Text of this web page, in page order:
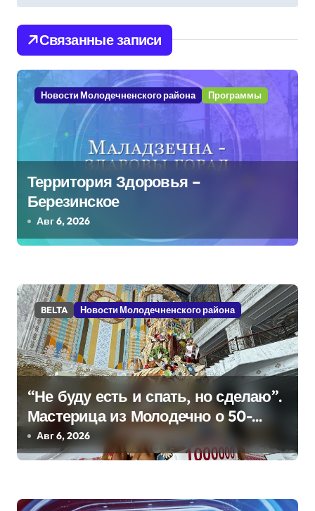
в
и
г
а
и
я
п
о
а
п
и
с
я
м
Связанные записи
Новости Молодечненского района Программы
Территория Здоровья –
Березинское
Авг 6, 2026
BELTA Новости Молодечненского района
“Не буду есть и спать, но сделаю”.
Мастерица из Молодечно о 50-
килограммовом каравае для
Дворца Независимости
Авг 6, 2026